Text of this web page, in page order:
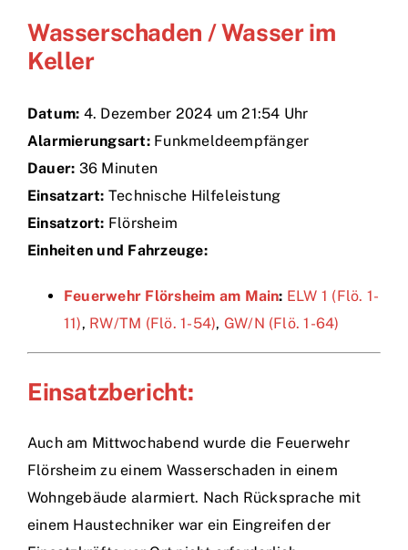
Bürgerinfo
Technik
Wasserschaden / Wasser im
Keller
Datum: 4. Dezember 2024 um 21:54 Uhr
Alarmierungsart:Funkmeldeempfänger
Dauer: 36 Minuten
Einsatzart: Technische Hilfeleistung
Einsatzort: Flörsheim
Einheiten und Fahrzeuge:
Feuerwehr Flörsheim am Main: ELW 1 (Flö. 1-
11), RW/TM (Flö. 1-54), GW/N (Flö. 1-64)
Einsatzbericht:
Auch am Mittwochabend wurde die Feuerwehr
Flörsheim zu einem Wasserschaden in einem
Wohngebäude alarmiert. Nach Rücksprache mit
einem Haustechniker war ein Eingreifen der